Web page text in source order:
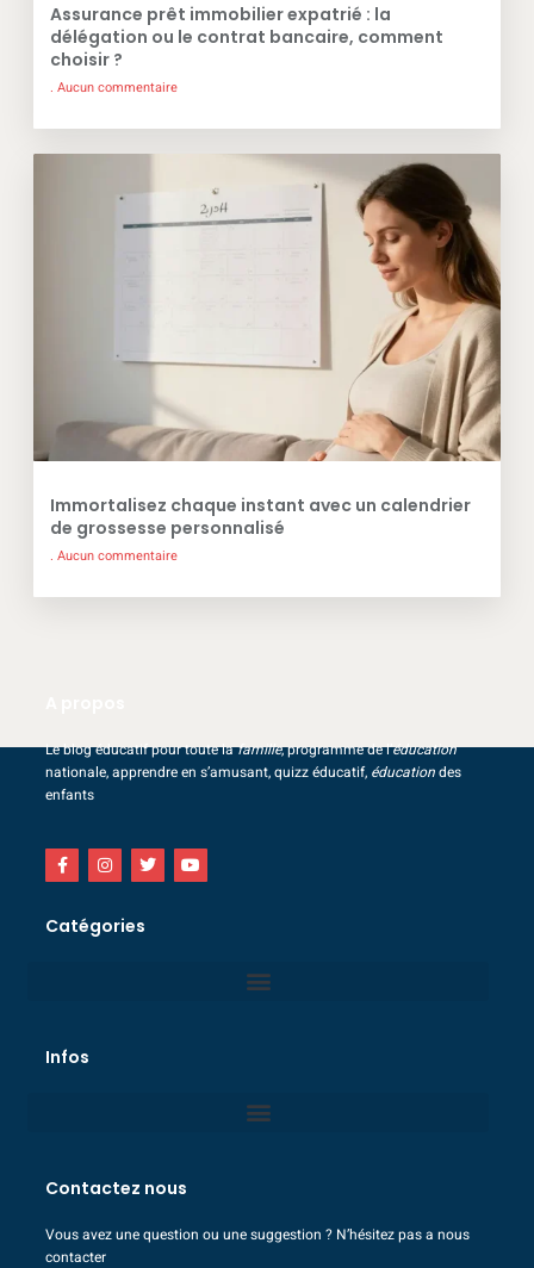
Assurance prêt immobilier expatrié : la
délégation ou le contrat bancaire, comment
choisir ?
Aucun commentaire
Immortalisez chaque instant avec un calendrier
de grossesse personnalisé
Aucun commentaire
Le blog éducatif pour toute lafamille, programme de l’éducation
nationale, apprendre en s’amusant, quizz éducatif, éducationdes
enfants
Catégories
Infos
Contactez nous
Vous avez une question ou une suggestion ? N’hésitez pas a nous
contacter